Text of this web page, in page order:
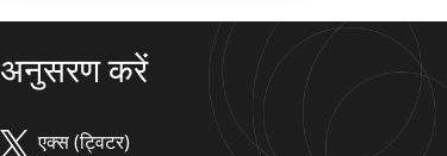
अनुसरण करें
एक्स (ट्विटर)